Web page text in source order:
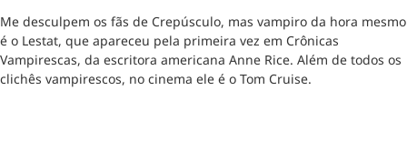
Me desculpem os fãs de Crepúsculo, mas vampiro da hora mesmo
é o Lestat, que apareceu pela primeira vez em Crônicas
Vampirescas, da escritora americana Anne Rice. Além de todos os
clichês vampirescos, no cinema ele é o Tom Cruise.